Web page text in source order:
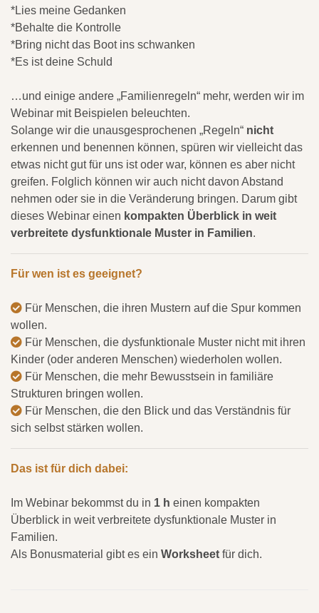
*Lies meine Gedanken
*Behalte die Kontrolle
*Bring nicht das Boot ins schwanken
*Es ist deine Schuld
…und einige andere „Familienregeln“ mehr, werden wir im
Webinar mit Beispielen beleuchten.
Solange wir die unausgesprochenen „Regeln“ nicht
erkennen und benennen können, spüren wir vielleicht das
etwas nicht gut für uns ist oder war, können es aber nicht
greifen. Folglich können wir auch nicht davon Abstand
nehmen oder sie in die Veränderung bringen. Darum gibt
dieses Webinar einen kompakten Überblick in weit
verbreitete dysfunktionale Muster in Familien.
Für wen ist es geeignet?
Für Menschen, die ihren Mustern auf die Spur kommen
wollen.
Für Menschen, die dysfunktionale Muster nicht mit ihren
Kinder (oder anderen Menschen) wiederholen wollen.
Für Menschen, die mehr Bewusstsein in familiäre
Strukturen bringen wollen.
Für Menschen, die den Blick und das Verständnis für
sich selbst stärken wollen.
Das ist für dich dabei:
Im Webinar bekommst du in 1 h einen kompakten
Überblick in weit verbreitete dysfunktionale Muster in
Familien.
Als Bonusmaterial gibt es ein Worksheet für dich.